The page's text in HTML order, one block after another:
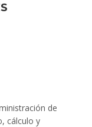
de
cálculo y